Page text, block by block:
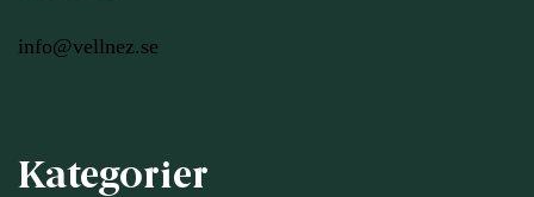
info@vellnez.se
Kategorier